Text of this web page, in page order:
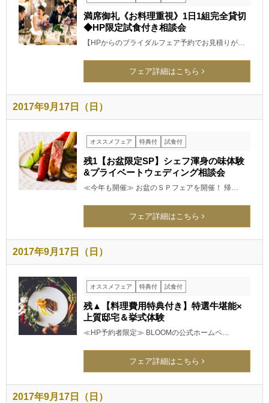
満席御礼《お料理重視》1日1組完全貸切
◆HP限定試食付き相談会
【HPからのブライダルフェア予約でお見積りが…
フェア詳細はこちら
2017年9月17日（日）
オススメフェア 特典付 試食付
残1【お盆限定SP】シェフ渾身の味体験
&プライベートウェディング相談会
≪今年も開催≫ お盆のＳＰフェアを開催！ 帰…
フェア詳細はこちら
2017年9月17日（日）
オススメフェア 特典付 試食付
残▲【料理費用特典付き】特選牛堪能×
上質邸宅＆挙式体験
≪HP予約者限定≫ BLOOMの公式ホームペ…
フェア詳細はこちら
2017年9月17日（日）